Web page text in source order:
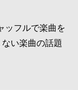
ッフルで楽曲を
い楽曲の話題